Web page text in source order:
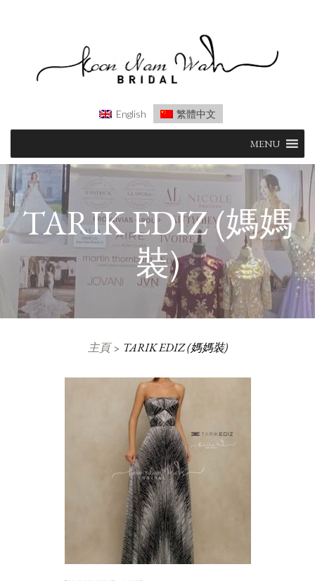
English 繁體中文
content
MENU
TARIK EDIZ (媽媽
裝)
主頁 TARIK EDIZ (媽媽裝)